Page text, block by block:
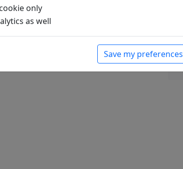
München: Klaus Boer Verlag,
Liebesgedichte aus drei
1978. p. 59.
only
as well
Save my preferences